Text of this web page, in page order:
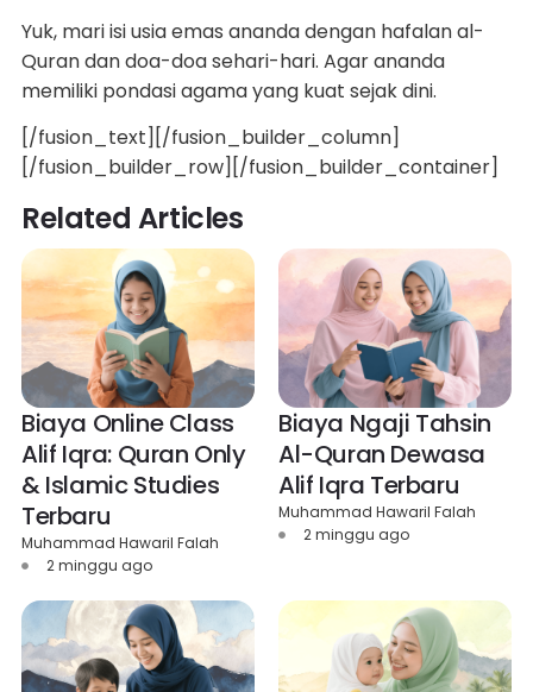
Yuk, mari isi usia emas ananda dengan hafalan al-
Quran dan doa-doa sehari-hari. Agar ananda
memiliki pondasi agama yang kuat sejak dini.
[/fusion_text][/fusion_builder_column]
[/fusion_builder_row][/fusion_builder_container]
Related Articles
Biaya Online Class
Alif Iqra: Quran Only
& Islamic Studies
Terbaru
Muhammad Hawaril Falah
2 minggu ago
Biaya Ngaji Tahsin
Al-Quran Dewasa
Alif Iqra Terbaru
Muhammad Hawaril Falah
2 minggu ago